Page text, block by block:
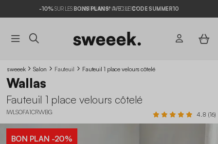
-10%SUR LES BONS PLANS*AVEC LECODE SUMMER10
sweeek Salon Fauteuil Fauteuil 1 place velours côtelé
Wallas
Fauteuil 1 place velours côtelé
IWLSOFA1CRVVBG 4.8 (16)
BON PLAN -20%